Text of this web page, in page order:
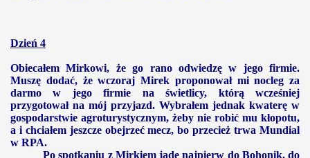
Dzień 4
Obiecałem Mirkowi, że go rano odwiedzę w jego firmie.
Muszę dodać, że wczoraj Mirek proponował mi nocleg za
darmo w jego firmie na świetlicy, którą wcześniej
przygotował na mój przyjazd. Wybrałem jednak kwaterę w
gospodarstwie agroturystycznym, żeby nie robić mu kłopotu,
a i chciałem jeszcze obejrzeć mecz, bo przecież trwa Mundial
w RPA.
Po spotkaniu z Mirkiem jadę najpierw do Bohonik, do